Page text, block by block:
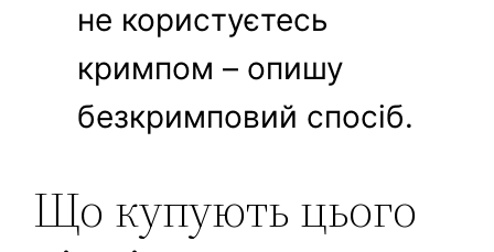
не користуєтесь
кримпом – опишу
безкримповий спосіб.
Що купують цього